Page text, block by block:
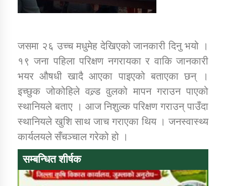
तातोपानी गाउँपालिका जुम्लाको सूचना
जसमा २६ उच्च मधुमेह देखिएको जानकारी दिनु भयो ।
१९ जना पहिला परिक्षण नगरायका र वाकि जानकारी
भयर औषधी खादै आएका पाइएको बताएका छन् ।
इच्छुक जोकोहिले वल्र्ड वुलको मापन गराउन पाएको
स्थानियले बताए । आज निशुल्क परिक्षण गराउन् पाउँदा
स्थानियले खुशि साथ जाच गराएका थिय । जनस्वास्थ्य
कार्यलयले सँचञ्चाल गरेको हो ।
सम्बन्धित शीर्षक